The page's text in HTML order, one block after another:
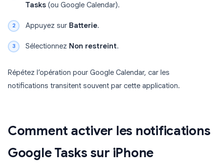
Tasks (ou Google Calendar).
Appuyez sur Batterie.
Sélectionnez Non restreint.
Répétez l’opération pour Google Calendar, car les
notifications transitent souvent par cette application.
Comment activer les notifications
Google Tasks sur iPhone